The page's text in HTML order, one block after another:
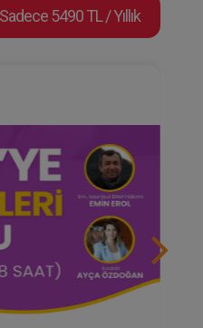
5490 TL / Yıllık